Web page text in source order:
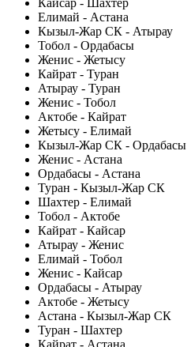
Кайсар - Шахтер
Елимай - Астана
Кызыл-Жар СК - Атырау
Тобол - Ордабасы
Женис - Жетысу
Кайрат - Туран
Атырау - Туран
Женис - Тобол
Актобе - Кайрат
Жетысу - Елимай
Кызыл-Жар СК - Ордабасы
Женис - Астана
Ордабасы - Астана
Туран - Кызыл-Жар СК
Шахтер - Елимай
Тобол - Актобе
Кайрат - Кайсар
Атырау - Женис
Елимай - Тобол
Женис - Кайсар
Ордабасы - Атырау
Актобе - Жетысу
Астана - Кызыл-Жар СК
Туран - Шахтер